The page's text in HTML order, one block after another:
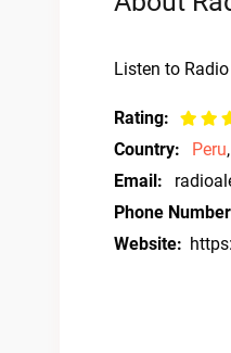
Listen to
Rating:
Country:
Peru,
Email:
Phone
Website: